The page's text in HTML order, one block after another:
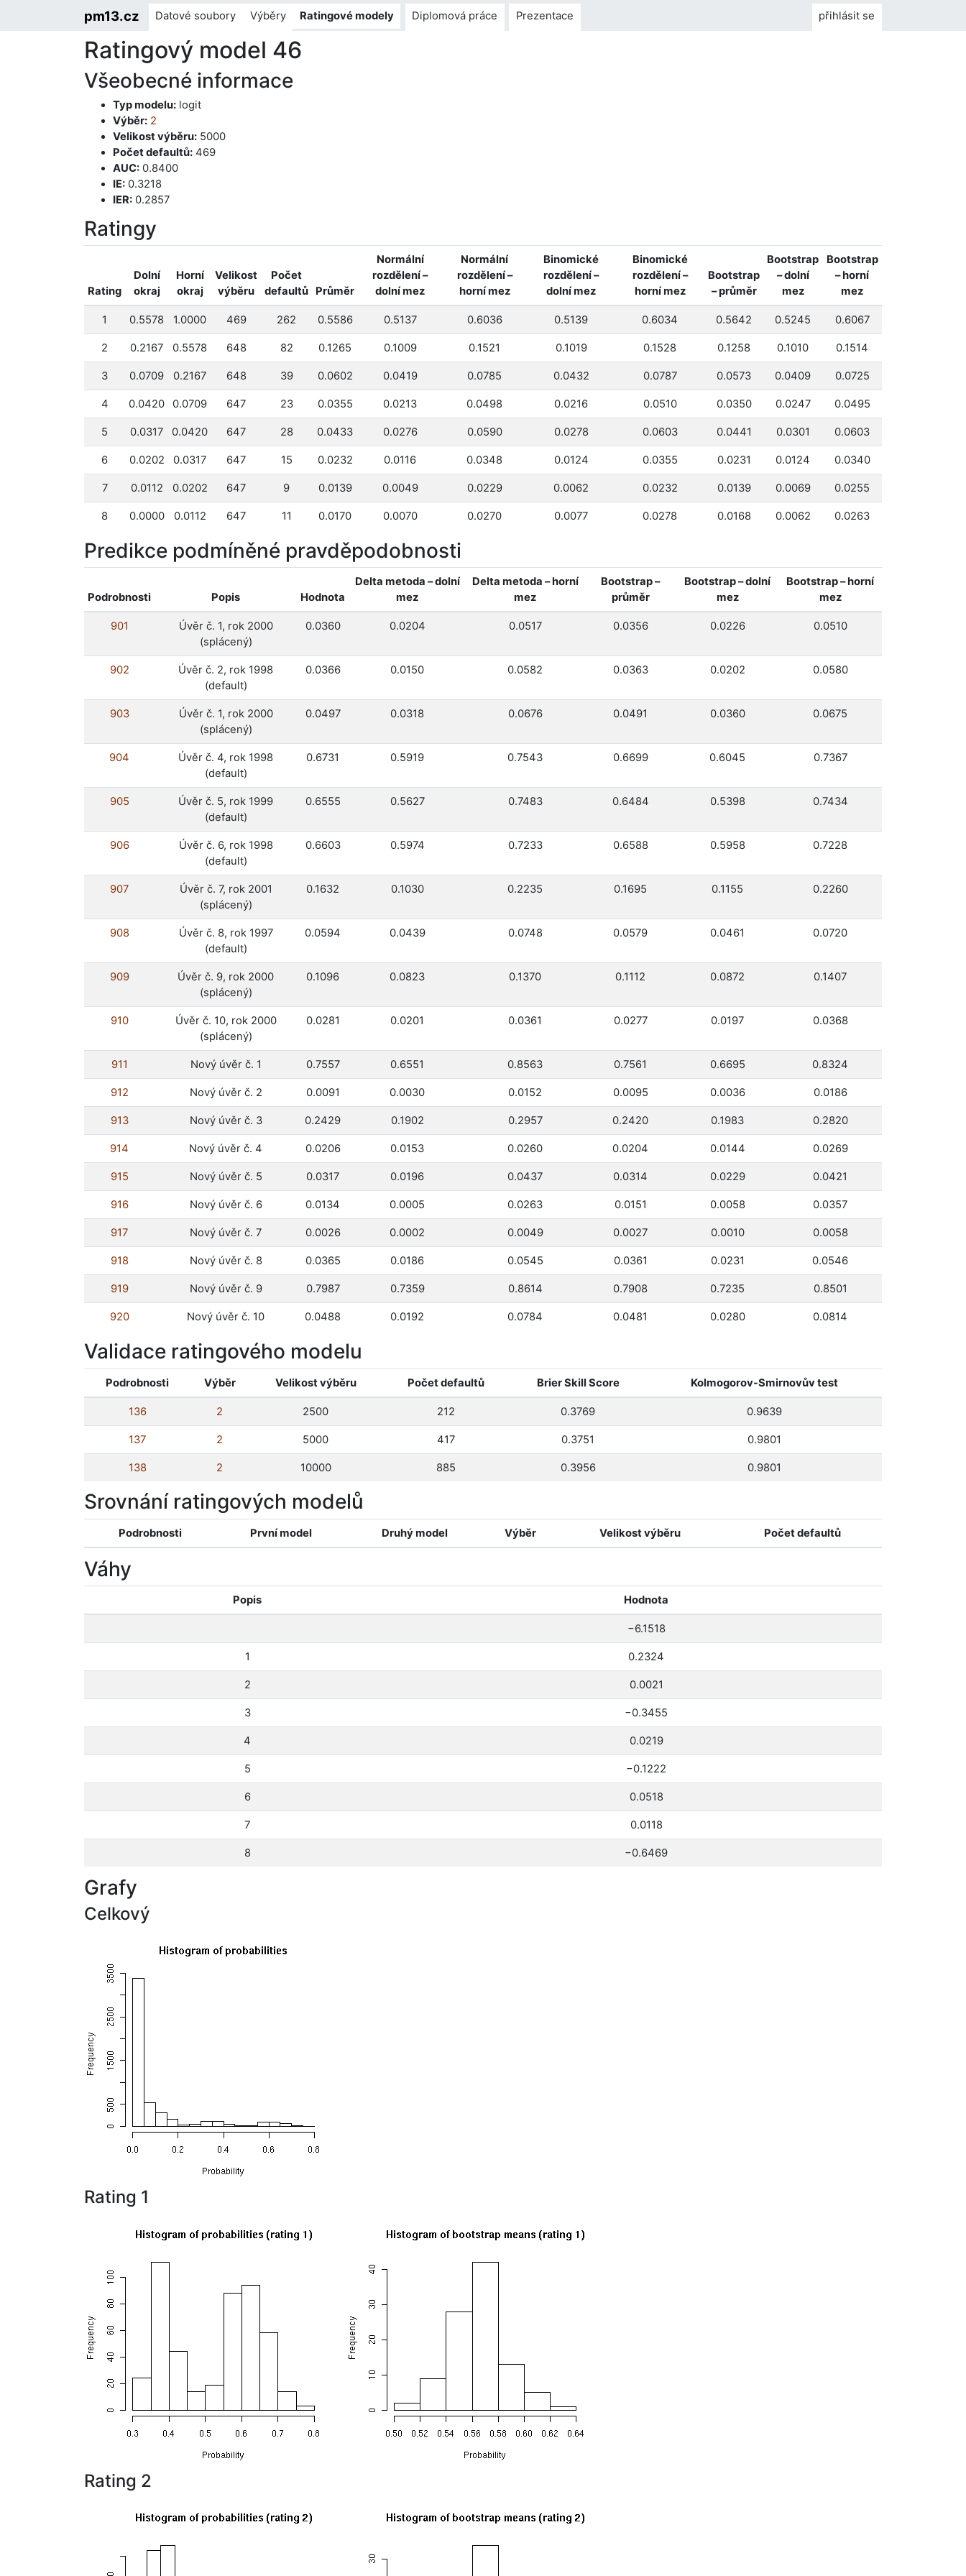
pm13.cz Datové soubory Výběry Ratingové modely Diplomová práce Prezentace přihlásit se
Ratingový model 46
Všeobecné informace
Typ modelu: logit
Výběr: 2
Velikost výběru: 5000
Počet defaultů: 469
AUC: 0.8400
IE: 0.3218
IER: 0.2857
Ratingy
Rating
Dolní
okraj
Horní
okraj
Velikost
výběru
Počet
defaultů
Průměr
Normální
rozdělení –
dolní mez
Normální
rozdělení –
horní mez
Binomické
rozdělení –
dolní mez
Binomické
rozdělení –
horní mez
Bootstrap
– průměr
Bootstrap
– dolní
mez
Bootstrap
– horní
mez
1 0.5578 1.0000 469 262 0.5586 0.5137 0.6036 0.5139 0.6034 0.5642 0.5245 0.6067
2 0.2167 0.5578 648 82 0.1265 0.1009 0.1521 0.1019 0.1528 0.1258 0.1010 0.1514
3 0.0709 0.2167 648 39 0.0602 0.0419 0.0785 0.0432 0.0787 0.0573 0.0409 0.0725
4 0.0420 0.0709 647 23 0.0355 0.0213 0.0498 0.0216 0.0510 0.0350 0.0247 0.0495
5 0.0317 0.0420 647 28 0.0433 0.0276 0.0590 0.0278 0.0603 0.0441 0.0301 0.0603
6 0.0202 0.0317 647 15 0.0232 0.0116 0.0348 0.0124 0.0355 0.0231 0.0124 0.0340
7 0.0112 0.0202 647 9 0.0139 0.0049 0.0229 0.0062 0.0232 0.0139 0.0069 0.0255
8 0.0000 0.0112 647 11 0.0170 0.0070 0.0270 0.0077 0.0278 0.0168 0.0062 0.0263
Predikce podmíněné pravděpodobnosti
Podrobnosti Popis Hodnota
Delta metoda – dolní
mez
Delta metoda – horní
mez
Bootstrap –
průměr
Bootstrap – dolní
mez
Bootstrap – horní
mez
901
Úvěr č. 1, rok 2000
(splácený)
0.0360 0.0204 0.0517 0.0356 0.0226 0.0510
902
Úvěr č. 2, rok 1998
(default)
0.0366 0.0150 0.0582 0.0363 0.0202 0.0580
903
Úvěr č. 1, rok 2000
(splácený)
0.0497 0.0318 0.0676 0.0491 0.0360 0.0675
904
Úvěr č. 4, rok 1998
(default)
0.6731 0.5919 0.7543 0.6699 0.6045 0.7367
905
Úvěr č. 5, rok 1999
(default)
0.6555 0.5627 0.7483 0.6484 0.5398 0.7434
906
Úvěr č. 6, rok 1998
(default)
0.6603 0.5974 0.7233 0.6588 0.5958 0.7228
907
Úvěr č. 7, rok 2001
(splácený)
0.1632 0.1030 0.2235 0.1695 0.1155 0.2260
908
Úvěr č. 8, rok 1997
(default)
0.0594 0.0439 0.0748 0.0579 0.0461 0.0720
909
Úvěr č. 9, rok 2000
(splácený)
0.1096 0.0823 0.1370 0.1112 0.0872 0.1407
910
Úvěr č. 10, rok 2000
(splácený)
0.0281 0.0201 0.0361 0.0277 0.0197 0.0368
911 Nový úvěr č. 1 0.7557 0.6551 0.8563 0.7561 0.6695 0.8324
912 Nový úvěr č. 2 0.0091 0.0030 0.0152 0.0095 0.0036 0.0186
913 Nový úvěr č. 3 0.2429 0.1902 0.2957 0.2420 0.1983 0.2820
914 Nový úvěr č. 4 0.0206 0.0153 0.0260 0.0204 0.0144 0.0269
915 Nový úvěr č. 5 0.0317 0.0196 0.0437 0.0314 0.0229 0.0421
916 Nový úvěr č. 6 0.0134 0.0005 0.0263 0.0151 0.0058 0.0357
917 Nový úvěr č. 7 0.0026 0.0002 0.0049 0.0027 0.0010 0.0058
918 Nový úvěr č. 8 0.0365 0.0186 0.0545 0.0361 0.0231 0.0546
919 Nový úvěr č. 9 0.7987 0.7359 0.8614 0.7908 0.7235 0.8501
920 Nový úvěr č. 10 0.0488 0.0192 0.0784 0.0481 0.0280 0.0814
Validace ratingového modelu
Podrobnosti Výběr Velikost výběru Počet defaultů Brier Skill Score Kolmogorov-Smirnovův test
136 2 2500 212 0.3769 0.9639
137 2 5000 417 0.3751 0.9801
138 2 10000 885 0.3956 0.9801
Srovnání ratingových modelů
Podrobnosti První model Druhý model Výběr Velikost výběru Počet defaultů
Váhy
Popis Hodnota
−6.1518
1 0.2324
2 0.0021
3 −0.3455
4 0.0219
5 −0.1222
6 0.0518
7 0.0118
8 −0.6469
Grafy
Celkový
Rating 1
Rating 2